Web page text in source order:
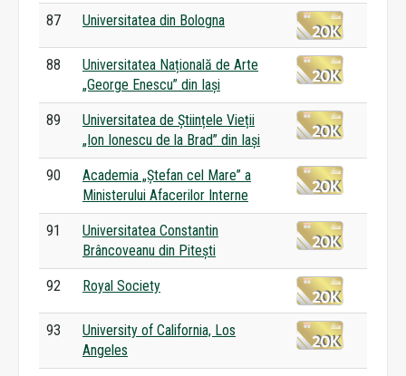
87 Universitatea din Bologna
88
Universitatea Națională de Arte
„George Enescu” din Iași
89
Universitatea de Științele Vieții
„Ion Ionescu de la Brad” din Iași
90
Academia „Ștefan cel Mare” a
Ministerului Afacerilor Interne
91
Universitatea Constantin
Brâncoveanu din Pitești
92 Royal Society
93
University of California, Los
Angeles